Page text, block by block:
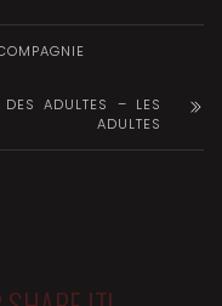
DES ADULTES – LES
ADULTES